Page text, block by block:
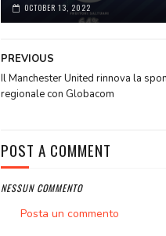
OCTOBER 13, 2022
PREVIOUS
Il Manchester United rinnova la
regionale con Globacom
POST A COMMENT
NESSUN COMMENTO
Posta un commento